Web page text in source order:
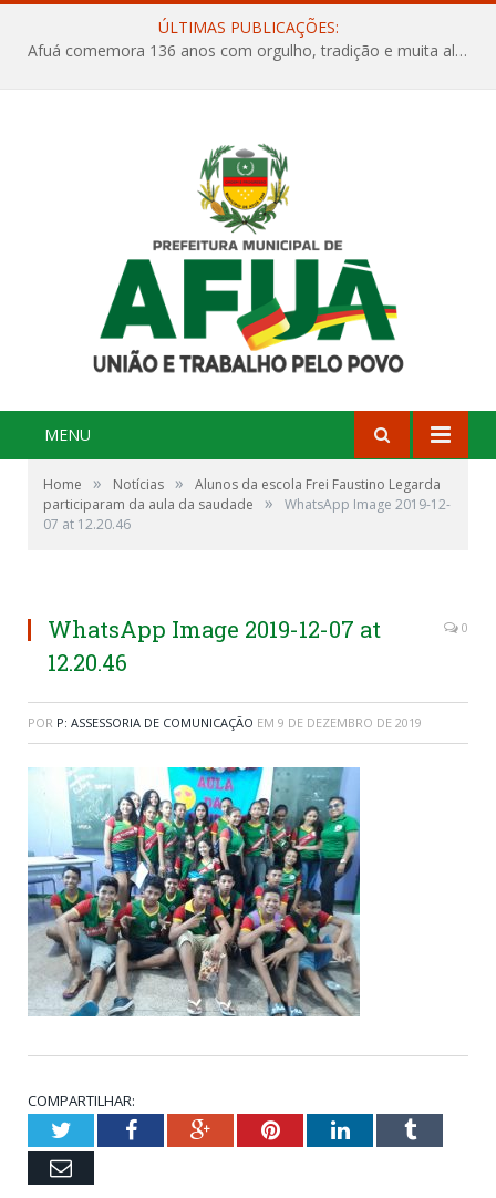
ÚLTIMAS PUBLICAÇÕES:
Afuá comemora 136 anos com orgulho, tradição e muita alegria na Quadra Dr. Nelson Salomão
MENU
Home » Notícias »
Alunos da escola Frei Faustino Legarda
participaram da aula da saudade
»
WhatsApp Image 2019-12-
07 at 12.20.46
WhatsApp Image 2019-12-07 at
12.20.46
0
POR P: ASSESSORIA DE COMUNICAÇÃO EM 9 DE DEZEMBRO DE 2019
COMPARTILHAR:
TwitterFacebookGoogle+PinterestLinkedInTumblr
Email